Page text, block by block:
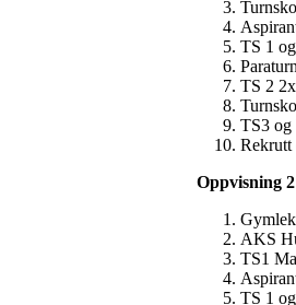
TS 1
TS 2
TS3 og
Rekrutt
Oppvisning
AKS
TS1
TS 1